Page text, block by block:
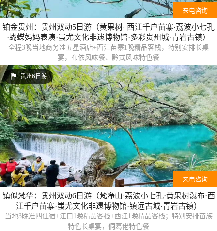
来电咨询
铂金贵州：贵州双动5日游（黄果树· 西江千户苗寨·荔波小七孔
·蝴蝶妈妈表演·蚩尤文化非遗博物馆·多彩贵州城·青岩古镇）
全程3晚当地商务准五星酒店+西江苗寨1晚精品客栈，特别安排长桌
宴，布依风味餐、黔式风味特色餐
贵州6日游
来电咨询
镇似梵华：贵州双动6日游（梵净山·荔波小七孔·黄果树瀑布·西
江千户苗寨·蚩尤文化非遗博物馆·镇远古城·青岩古镇）
当地3晚准四住宿+江口1晚精品客栈+西江1晚精品客栈；特别安排苗族
特色长桌宴，侗葛佬特色餐